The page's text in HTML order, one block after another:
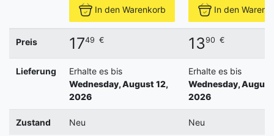
In den Warenkorb In den
Preis 1749 € 1390 €
Lieferung
Erhalte es bis
Wednesday, August 12,
2026
Erhalte es bis
Wednesday, August
2026
Zustand Neu Neu